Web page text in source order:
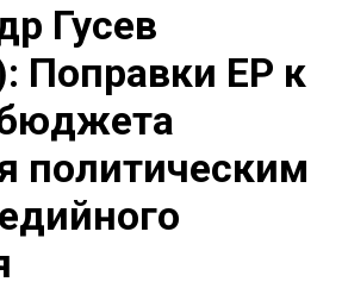
Гусев
Поправки ЕР к
политическим